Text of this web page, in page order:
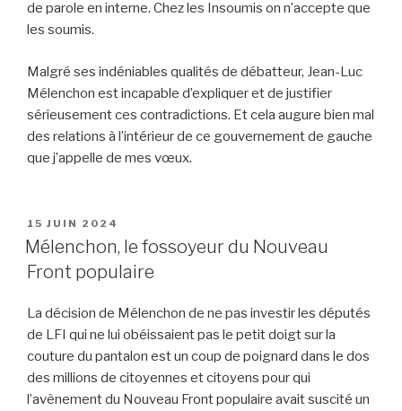
de parole en interne. Chez les Insoumis on n’accepte que
les soumis.
Malgré ses indéniables qualités de débatteur, Jean-Luc
Mélenchon est incapable d’expliquer et de justifier
sérieusement ces contradictions. Et cela augure bien mal
des relations à l’intérieur de ce gouvernement de gauche
que j’appelle de mes vœux.
PUBLIÉ
LE
15 JUIN 2024
Mélenchon, le fossoyeur du Nouveau
Front populaire
La décision de Mélenchon de ne pas investir les députés
de LFI qui ne lui obéissaient pas le petit doigt sur la
couture du pantalon est un coup de poignard dans le dos
des millions de citoyennes et citoyens pour qui
l’avènement du Nouveau Front populaire avait suscité un